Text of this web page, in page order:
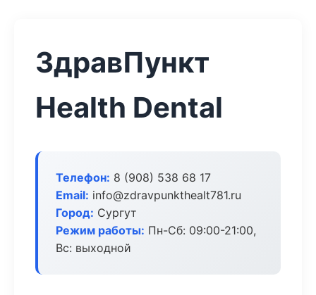
ЗдравПункт
Health Dental
Телефон: 8 (908) 538 68 17
Email: info@zdravpunkthealt781.ru
Город: Сургут
Режим работы: Пн-Сб: 09:00-21:00,
Вс: выходной